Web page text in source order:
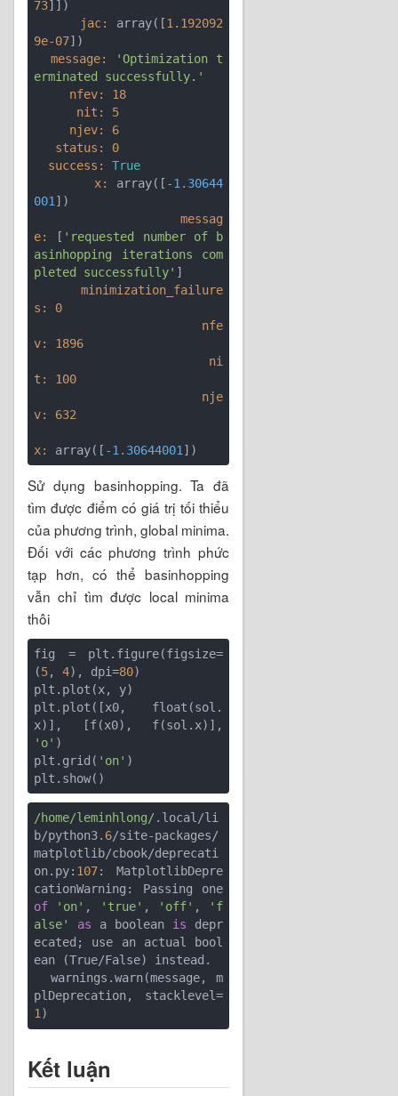
73
      jac:
array([1.192092
9e-07
  message:
'Optimization t
erminated successfully.'
     nfev:
18
      nit:
5
     njev:
6
   status:
0
  success:
True
        x:
array([ -1.30644
001
e:
[ 'requested number of b
asinhopping iterations com
pleted successfully'
s:
0
v:
1896
t:
100
v:
632
x: array([ -1.30644001
Sử dụng basinhopping. Ta đã
tìm được điểm có giá trị tối thiểu
của phương trình, global minima.
Đối với các phương trình phức
tạp hơn, có thể basinhopping
vẫn chỉ tìm được local minima
thôi
fig = plt.figure(figsize=
(5, 4), dpi=80)
plt.plot(x, y)
plt.plot([x0, float(sol.
'o' )
plt.grid( 'on' )
/home/leminhlong/ .local/li
b/python3.6/site-packages/
matplotlib/cbook/deprecati
on.py: 107: MatplotlibDepre
cationWarning: Passing one
of
'on' , 'true' , 'off' ,
'f
alse'
as a boolean is depr
ecated; use an actual bool
ean (True/False) instead.
  warnings.warn(message, m
plDeprecation, stacklevel=
1
Kết luận